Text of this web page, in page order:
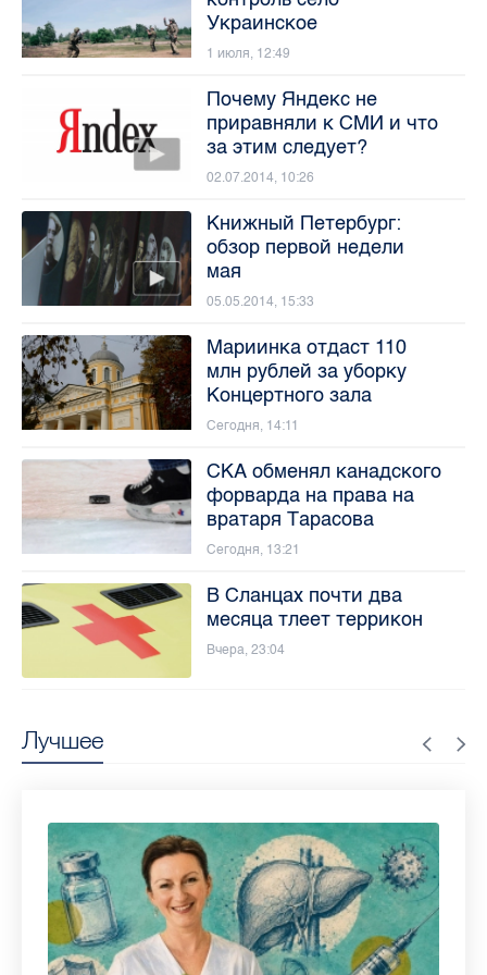
Лучшее
Украинское
1 июля, 12:49
Почему Яндекс не
приравняли к СМИ и что
за этим следует?
02.07.2014, 10:26
Книжный Петербург:
обзор первой недели
мая
05.05.2014, 15:33
Мариинка отдаст 110
млн рублей за уборку
Концертного зала
Сегодня, 14:11
СКА обменял канадского
форварда на права на
вратаря Тарасова
Сегодня, 13:21
В Сланцах почти два
месяца тлеет террикон
Вчера, 23:04